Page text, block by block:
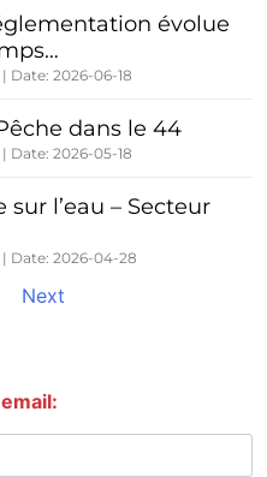
évolue
Date: 2026-06-18
dans le 44
Date: 2026-05-18
l’eau – Secteur
Date: 2026-04-28
Next